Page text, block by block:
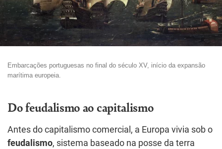
Embarcações portuguesas no final do século XV, início da expansão
marítima europeia.
Do feudalismo ao capitalismo
Antes do capitalismo comercial, a Europa vivia sob o
feudalismo, sistema baseado na posse da terra